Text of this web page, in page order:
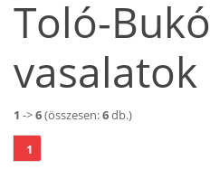
Toló-Bukó
vasalatok
1 ->6(összesen:6db.)
1